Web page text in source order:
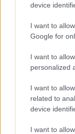
device
I want to
Google for
I want to
personalized
I want to
related to
device
I want to
KIVÁLÓ
GYŐRBEN
Középpontban a
Majka koncert, jóga